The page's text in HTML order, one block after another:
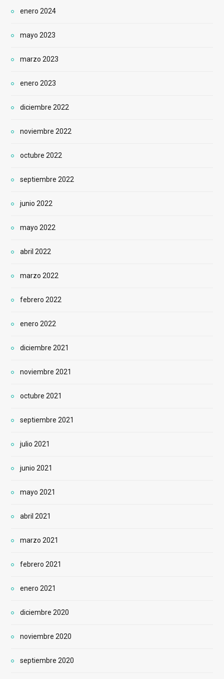
enero 2024
mayo 2023
marzo 2023
enero 2023
diciembre 2022
noviembre 2022
octubre 2022
septiembre 2022
junio 2022
mayo 2022
abril 2022
marzo 2022
febrero 2022
enero 2022
diciembre 2021
noviembre 2021
octubre 2021
septiembre 2021
julio 2021
junio 2021
mayo 2021
abril 2021
marzo 2021
febrero 2021
enero 2021
diciembre 2020
noviembre 2020
septiembre 2020